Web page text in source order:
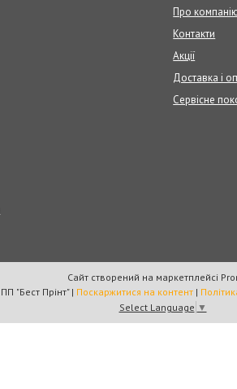
Про
Контакти
Акції
Доставка і
Сервісне
Сайт створений на маркетплейсі
ПП "Бест Прінт" | Поскаржитися на контент |
Select Language ▼